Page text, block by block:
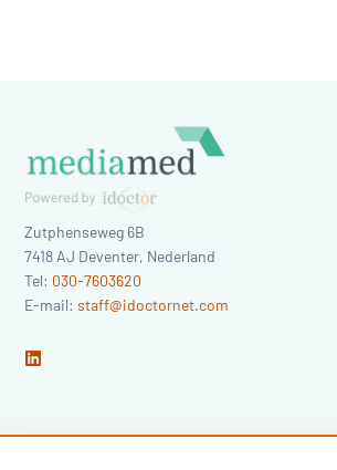
Zutphenseweg 6B
7418 AJ Deventer, Nederland
Tel: 030-7603620
E-mail:staff@idoctornet.com